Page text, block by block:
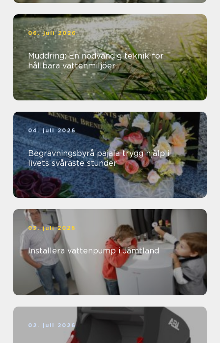
06. juli 2026
Muddring: En nödvändig teknik för
hållbara vattenmiljöer
04. juli 2026
Begravningsbyrå pajala trygg hjälp i
livets svåraste stunder
03. juli 2026
Installera vattenpump i Jämtland
02. juli 2026